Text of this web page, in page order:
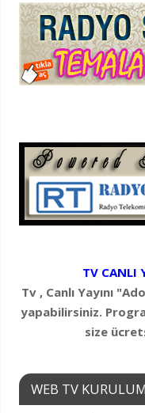
TV CANLI
Tv , Canlı Yayını
yapabilirsiniz.
size
WEB TV